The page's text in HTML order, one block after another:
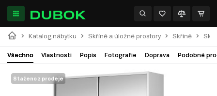
Katalog nábytku Skříně a úložné prostory Skříně
Všechno Vlastnosti Popis Fotografie Doprava Podobné
Staženo z prodeje